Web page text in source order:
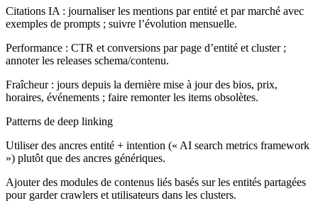
Citations IA : journaliser les mentions par entité et par marché avec
exemples de prompts ; suivre l’évolution mensuelle.
Performance : CTR et conversions par page d’entité et cluster ;
annoter les releases schema/contenu.
Fraîcheur : jours depuis la dernière mise à jour des bios, prix,
horaires, événements ; faire remonter les items obsolètes.
Patterns de deep linking
Utiliser des ancres entité + intention (« AI search metrics framework
») plutôt que des ancres génériques.
Ajouter des modules de contenus liés basés sur les entités partagées
pour garder crawlers et utilisateurs dans les clusters.